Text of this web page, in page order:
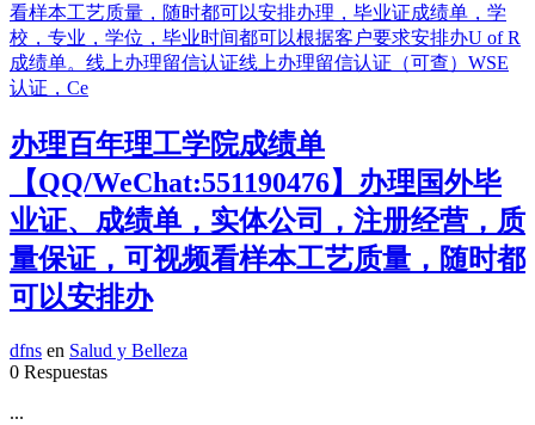
办理百年理工学院成绩单
【QQ/WeChat:551190476】办理国外毕
业证、成绩单，实体公司，注册经营，质
量保证，可视频看样本工艺质量，随时都
可以安排办
dfns en Salud y Belleza
0 Respuestas
...